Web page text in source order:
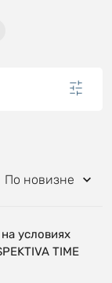
По новизне
условиях
TIME